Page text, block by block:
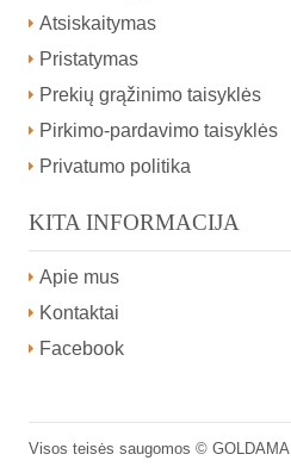
Atsiskaitymas
Pristatymas
Prekių grąžinimo taisyklės
Pirkimo-pardavimo taisyklės
Privatumo politika
KITA INFORMACIJA
Apie mus
Kontaktai
Facebook
Visos teisės saugomos © GOLDAMA